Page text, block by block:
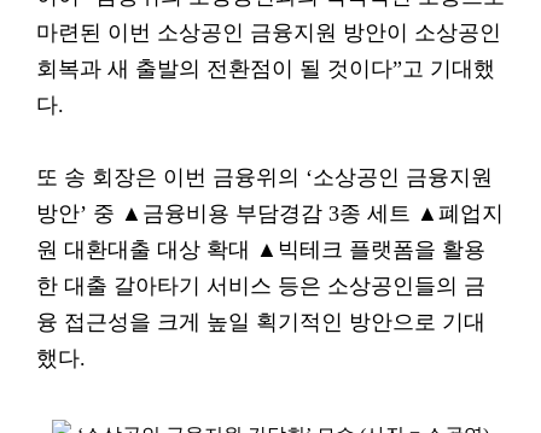
마련된 이번 소상공인 금융지원 방안이 소상공인
회복과 새 출발의 전환점이 될 것이다”고 기대했
다.
또 송 회장은 이번 금융위의 ‘소상공인 금융지원
방안’ 중 ▲금융비용 부담경감 3종 세트 ▲폐업지
원 대환대출 대상 확대 ▲빅테크 플랫폼을 활용
한 대출 갈아타기 서비스 등은 소상공인들의 금
융 접근성을 크게 높일 획기적인 방안으로 기대
했다.